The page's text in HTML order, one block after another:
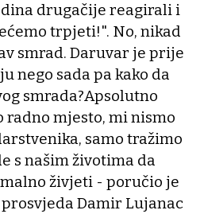
drugačije reagirali i
trpjeti!". No, nikad
smrad. Daruvar je prije
nego sada pa kako da
smrada?Apsolutno
radno mjesto, mi nismo
samo tražimo
s našim životima da
živjeti - poručio je
Damir Lujanac